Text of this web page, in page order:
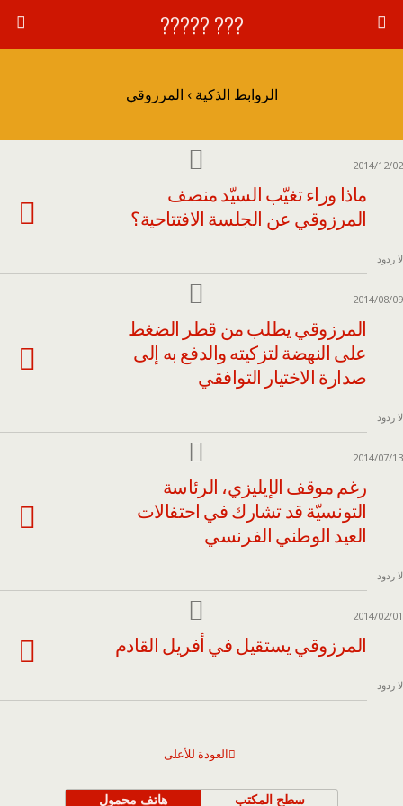
??? ?????
الروابط الذكية › المرزوقي
2014/12/02
ماذا وراء تغيّب السيّد منصف
المرزوقي عن الجلسة الافتتاحية؟
لا ردود
2014/08/09
المرزوقي يطلب من قطر الضغط
على النهضة لتزكيته والدفع به إلى
صدارة الاختيار التوافقي
لا ردود
2014/07/13
رغم موقف الإيليزي، الرئاسة
التونسيّة قد تشارك في احتفالات
العيد الوطني الفرنسي
لا ردود
2014/02/01
المرزوقي يستقيل في أفريل القادم
لا ردود
العودة للأعلى
هاتف محمول سطح المكتب